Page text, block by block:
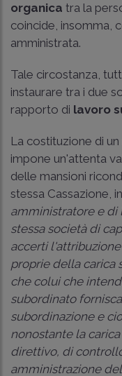
organica tra la
coincide, insomma,
amministrata.
Tale circostanza,
instaurare tra i due
rapporto di lavoro
La costituzione di
impone un'attenta
delle mansioni
stessa Cassazione,
amministratore e di
stessa società di
accerti
proprie della carica
che colui che
subordinato
subordinazione e
nonostante la
direttivo, di
amministrazione